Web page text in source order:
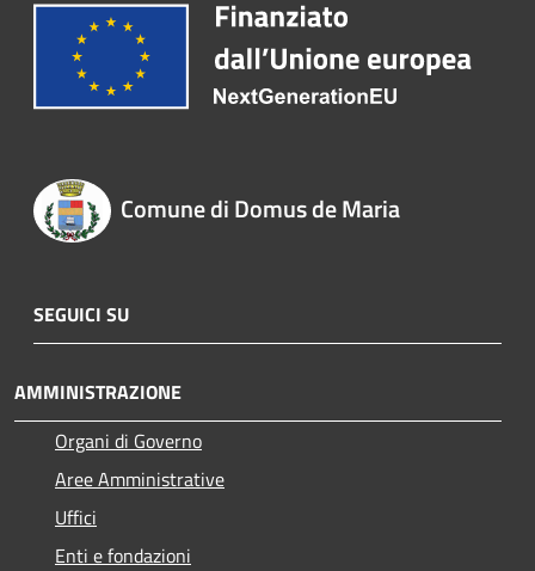
Comune di Domus de Maria
SEGUICI SU
AMMINISTRAZIONE
Organi di Governo
Aree Amministrative
Uffici
Enti e fondazioni